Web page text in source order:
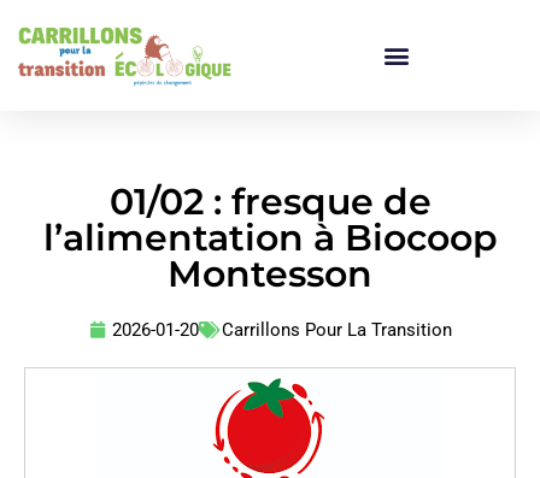
01/02 : fresque de
l’alimentation à Biocoop
Montesson
2026-01-20 Carrillons Pour La Transition